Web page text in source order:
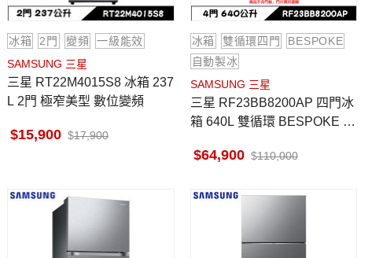
冰箱 2門 變頻
一級能效
SAMSUNG 三星
三星 RT22M4015S8 冰箱 237
L 2門 極窄美型 數位變頻
15,900 17,900
冰箱 雙循環四門
BESPOKE
自動製冰
SAMSUNG 三星
三星 RF23BB8200AP 四門冰
箱 640L 雙循環 BESPOKE 自
64,900 110,000